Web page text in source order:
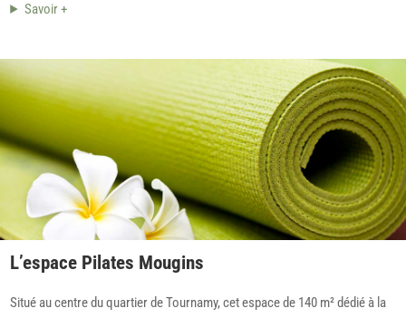
Savoir +
L’espace Pilates Mougins
Situé au centre du quartier de Tournamy, cet espace de 140 m² dédié à la